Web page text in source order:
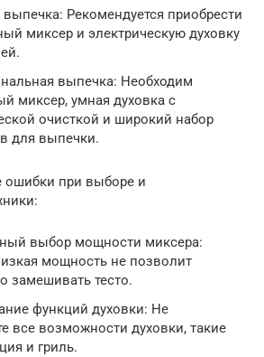
выпечка: Рекомендуется приобрести
миксер и электрическую духовку
выпечка: Необходим
миксер, умная духовка с
очисткой и широкий набор
для выпечки.
ошибки при выборе и
выбор мощности миксера:
мощность не позволит
замешивать тесто.
функций духовки: Не
все возможности духовки, такие
и гриль.